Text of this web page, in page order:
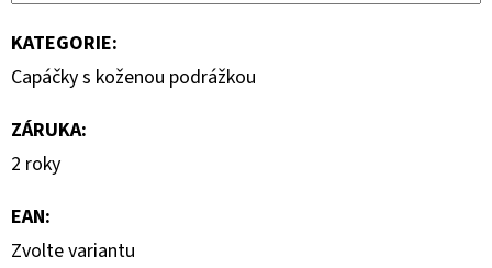
KATEGORIE:
Capáčky s koženou podrážkou
ZÁRUKA:
2 roky
EAN:
Zvolte variantu